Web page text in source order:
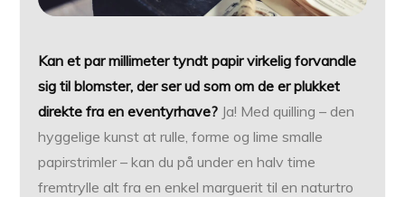
Kan et par millimeter tyndt papir virkelig forvandle
sig til blomster, der ser ud som om de er plukket
direkte fra en eventyrhave? Ja! Med quilling – den
hyggelige kunst at rulle, forme og lime smalle
papirstrimler – kan du på under en halv time
fremtrylle alt fra en enkel marguerit til en naturtro